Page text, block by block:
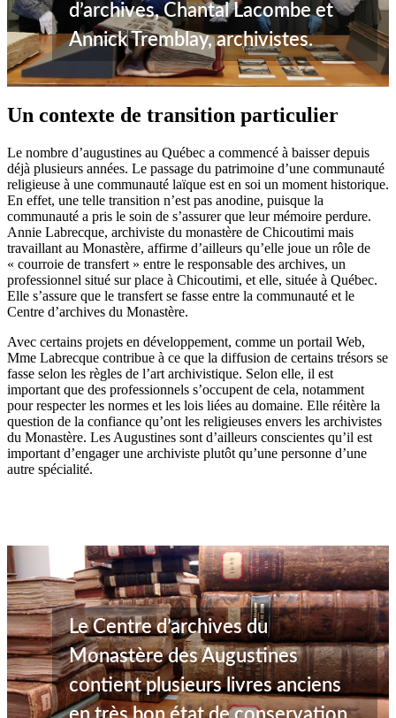
d’archives, Chantal Lacombe et
Annick Tremblay, archivistes.
Un contexte de transition particulier
Le nombre d’augustines au Québec a commencé à baisser depuis
déjà plusieurs années. Le passage du patrimoine d’une communauté
religieuse à une communauté laïque est en soi un moment historique.
En effet, une telle transition n’est pas anodine, puisque la
communauté a pris le soin de s’assurer que leur mémoire perdure.
Annie Labrecque, archiviste du monastère de Chicoutimi mais
travaillant au Monastère, affirme d’ailleurs qu’elle joue un rôle de
« courroie de transfert » entre le responsable des archives, un
professionnel situé sur place à Chicoutimi, et elle, située à Québec.
Elle s’assure que le transfert se fasse entre la communauté et le
Centre d’archives du Monastère.
Avec certains projets en développement, comme un portail Web,
Mme Labrecque contribue à ce que la diffusion de certains trésors se
fasse selon les règles de l’art archivistique. Selon elle, il est
important que des professionnels s’occupent de cela, notamment
pour respecter les normes et les lois liées au domaine. Elle réitère la
question de la confiance qu’ont les religieuses envers les archivistes
du Monastère. Les Augustines sont d’ailleurs conscientes qu’il est
important d’engager une archiviste plutôt qu’une personne d’une
autre spécialité.
Le Centre d’archives du
Monastère des Augustines
contient plusieurs livres anciens